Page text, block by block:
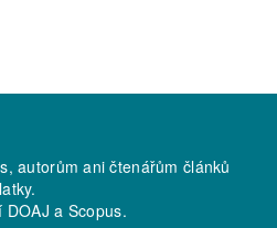
autorům ani čtenářům článků
DOAJ a Scopus.